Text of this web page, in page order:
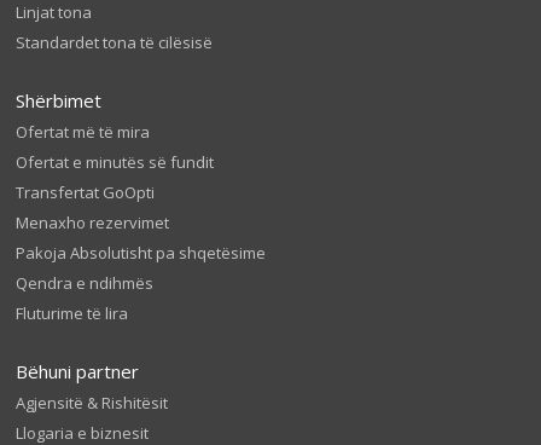
Linjat tona
Standardet tona të cilësisë
Shërbimet
Ofertat më të mira
Ofertat e minutës së fundit
Transfertat GoOpti
Menaxho rezervimet
Pakoja Absolutisht pa shqetësime
Qendra e ndihmës
Fluturime të lira
Bëhuni partner
Agjensitë & Rishitësit
Llogaria e biznesit